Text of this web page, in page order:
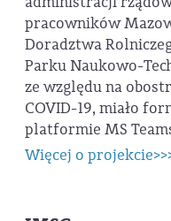
pracowników
Doradztwa
Parku Naukowo-
ze względu na
COVID-19, miało
platformie MS
Więcej o